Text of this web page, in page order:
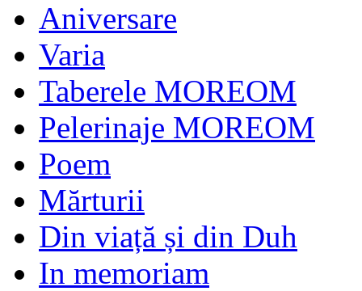
Aniversare
Varia
Taberele MOREOM
Pelerinaje MOREOM
Poem
Mărturii
Din viață și din Duh
In memoriam